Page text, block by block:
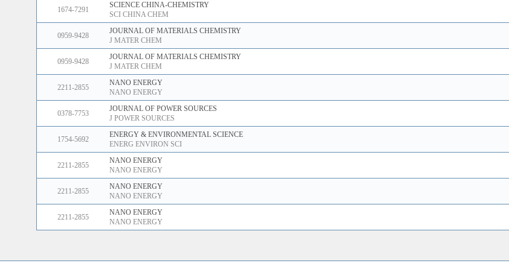
1674-7291
SCIENCE CHINA-CHEMISTRY
SCI CHINA CHEM
0959-9428
JOURNAL OF MATERIALS CHEMISTRY
J MATER CHEM
0959-9428
JOURNAL OF MATERIALS CHEMISTRY
J MATER CHEM
2211-2855
NANO ENERGY
NANO ENERGY
0378-7753
JOURNAL OF POWER SOURCES
J POWER SOURCES
1754-5692
ENERGY & ENVIRONMENTAL SCIENCE
ENERG ENVIRON SCI
2211-2855
NANO ENERGY
NANO ENERGY
2211-2855
NANO ENERGY
NANO ENERGY
2211-2855
NANO ENERGY
NANO ENERGY